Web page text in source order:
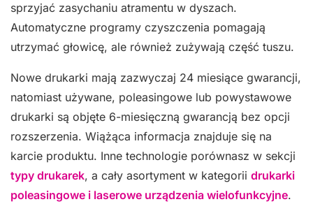
sprzyjać zasychaniu atramentu w dyszach.
Automatyczne programy czyszczenia pomagają
utrzymać głowicę, ale również zużywają część tuszu.
Nowe drukarki mają zazwyczaj 24 miesiące gwarancji,
natomiast używane, poleasingowe lub powystawowe
drukarki są objęte 6-miesięczną gwarancją bez opcji
rozszerzenia. Wiążąca informacja znajduje się na
karcie produktu. Inne technologie porównasz w sekcji
typy drukarek, a cały asortyment w kategorii drukarki
poleasingowe i laserowe urządzenia wielofunkcyjne.